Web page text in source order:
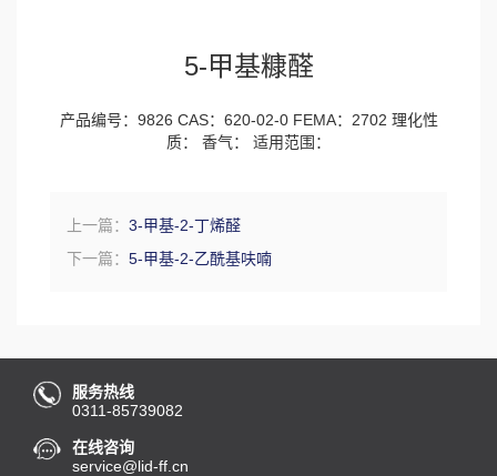
5-甲基糠醛
产品编号：9826 CAS：620-02-0 FEMA：2702 理化性
质： 香气： 适用范围：
上一篇： 3-甲基-2-丁烯醛
下一篇： 5-甲基-2-乙酰基呋喃
服务热线
0311-85739082
在线咨询
service@lid-ff.cn